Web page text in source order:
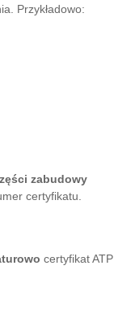
Przykładowo:
zabudowy
certyfikatu.
certyfikat ATP